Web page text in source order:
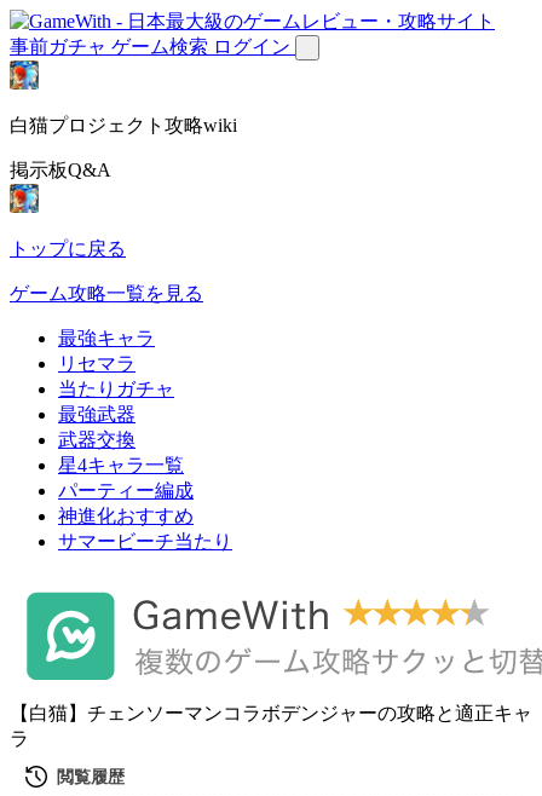
事前ガチャ ゲーム検索 ログイン
白猫プロジェクト攻略wiki
掲示板Q&A
トップに戻る
ゲーム攻略一覧を見る
最強キャラ
リセマラ
当たりガチャ
最強武器
武器交換
星4キャラ一覧
パーティー編成
神進化おすすめ
サマービーチ当たり
【白猫】チェンソーマンコラボデンジャーの攻略と適正キャ
ラ